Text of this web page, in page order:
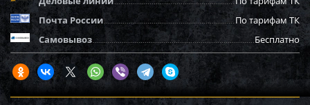
Почта России
По тарифам ТК
Самовывоз
Бесплатно